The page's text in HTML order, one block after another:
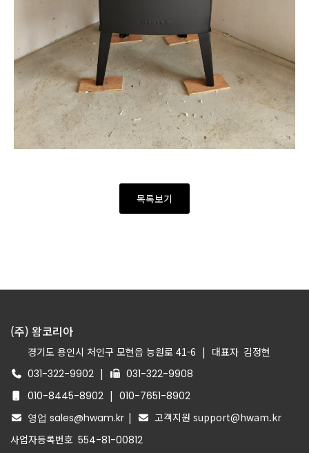
목록보기
(주) 왐코리아
경기도 용인시 처인구 모현읍 능원로 41-6 | 대표자 김정현
031-322-9902 |
031-322-9908
010-8445-8902 | 010-7651-8902
영업 sales@hwam.kr |
고객지원 support@hwam.kr
사업자등록번호 554-81-00812